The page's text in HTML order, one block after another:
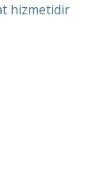
hizmetidir